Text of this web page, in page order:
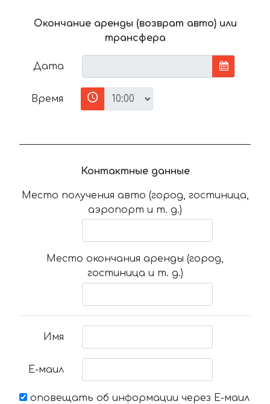
Окончание аренды (возврат авто) или
трансфера
Дата
Время
Контактные данные
Место получения авто (город, гостиница,
аэропорт и т. д.)
Место окончания аренды (город,
гостиница и т. д.)
Имя
Е-маил
оповещать об информации через Е-маил